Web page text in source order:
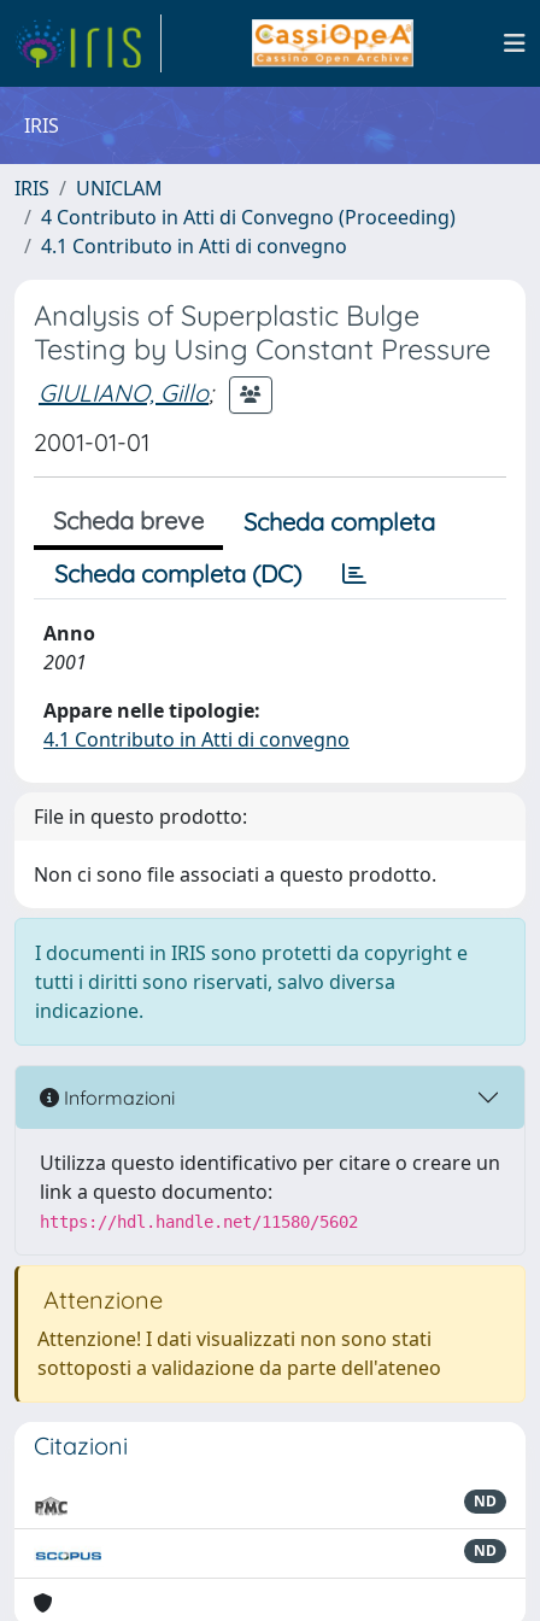
IRIS
IRIS
UNICLAM
4 Contributo in Atti di Convegno (Proceeding)
4.1 Contributo in Atti di convegno
Analysis of Superplastic Bulge
Testing by Using Constant Pressure
GIULIANO, Gillo;
2001-01-01
Scheda breve
Scheda completa
Scheda completa (DC)
Anno
2001
Appare nelle tipologie:
4.1 Contributo in Atti di convegno
File in questo prodotto:
Non ci sono file associati a questo prodotto.
I documenti in IRIS sono protetti da copyright e
tutti i diritti sono riservati, salvo diversa
indicazione.
Informazioni
Utilizza questo identificativo per citare o creare un
link a questo documento:
https://hdl.handle.net/11580/5602
Attenzione
Attenzione! I dati visualizzati non sono stati
sottoposti a validazione da parte dell'ateneo
Citazioni
ND
ND